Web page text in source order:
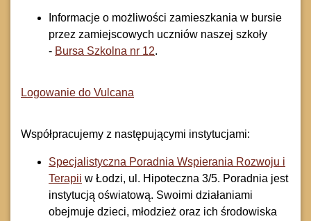
Informacje o możliwości zamieszkania w bursie
przez zamiejscowych uczniów naszej szkoły
- Bursa Szkolna nr 12.
Logowanie do Vulcana
Współpracujemy z następującymi instytucjami:
Specjalistyczna Poradnia Wspierania Rozwoju i
Terapii w Łodzi, ul. Hipoteczna 3/5. Poradnia jest
instytucją oświatową. Swoimi działaniami
obejmuje dzieci, młodzież oraz ich środowiska